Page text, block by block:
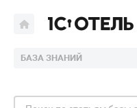
БАЗА ЗНАНИЙ